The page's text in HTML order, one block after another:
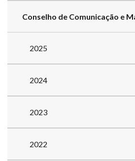
Conselho de Comunicação e
2025
2024
2023
2022